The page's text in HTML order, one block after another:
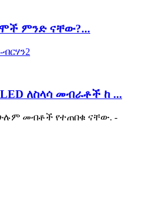
ምንድ ናቸው?...
ለስላሳ መብራቶች ከ ...
ሁሉም መብቶች የተጠበቁ ናቸው. -